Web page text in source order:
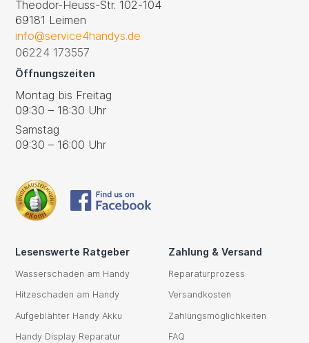
Theodor-Heuss-Str. 102-104
69181 Leimen
info@service4handys.de
06224 173557
Öffnungszeiten
Montag bis Freitag
09:30 – 18:30 Uhr
Samstag
09:30 – 16:00 Uhr
Lesenswerte Ratgeber
Wasserschaden am Handy
Hitzeschaden am Handy
Aufgeblähter Handy Akku
Handy Display Reparatur
Zahlung & Versand
Reparaturprozess
Versandkosten
Zahlungsmöglichkeiten
FAQ